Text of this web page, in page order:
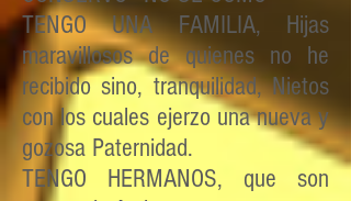
TENGO UNA FAMILIA, Hijas
maravillosos de quienes no he
recibido sino, tranquilidad, Nietos
con los cuales ejerzo una nueva y
gozosa Paternidad.
TENGO HERMANOS, que son